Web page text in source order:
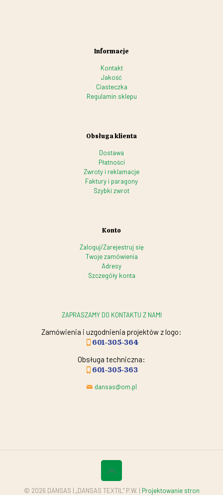
Informacje
Kontakt
Jakość
Ciasteczka
Regulamin sklepu
Obsługa klienta
Dostawa
Płatności
Zwroty i reklamacje
Faktury i paragony
Szybki zwrot
Konto
Zaloguj/Zarejestruj się
Twoje zamówienia
Adresy
Szczegóły konta
ZAPRASZAMY DO KONTAKTU Z NAMI
Zamówienia i uzgodnienia projektów z logo:
601-305-364
Obsługa techniczna:
601-305-363
dansas@om.pl
© 2026 DANSAS | „DANSAS TEXTIL” P.W. | Projektowanie stron